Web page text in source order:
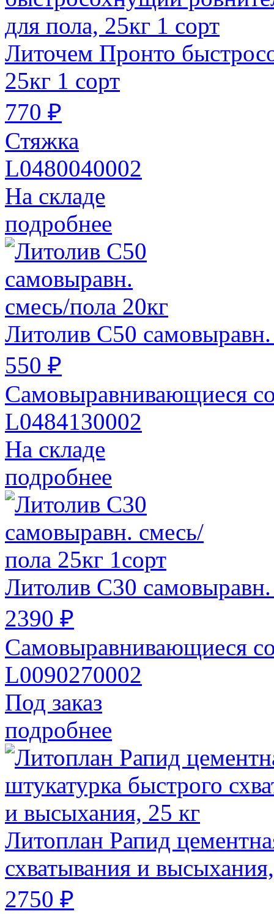
Литочем Пронто
25кг 1 сорт
770 ₽
Стяжка
L0480040002
На складе
подробнее
Литолив С50 самовыравн.
550 ₽
Самовыравнивающиеся
L0484130002
На складе
подробнее
Литолив С30 самовыравн.
2390 ₽
Самовыравнивающиеся
L0090270002
Под заказ
подробнее
Литоплан Рапид
схватывания и
2750 ₽